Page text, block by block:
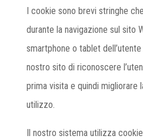
I cookie sono brevi stringhe
durante la navigazione sul sito
smartphone o tablet
nostro sito di riconoscere
prima visita e quindi migliorare
utilizzo.
Il nostro sistema utilizza